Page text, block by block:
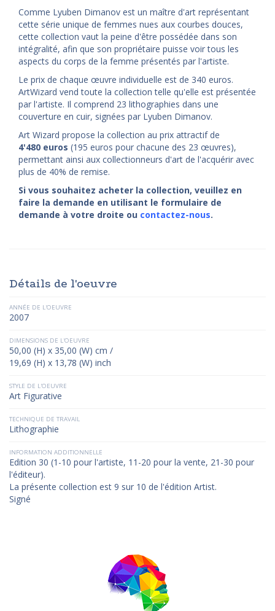
Comme Lyuben Dimanov est un maître d'art représentant
cette série unique de femmes nues aux courbes douces,
cette collection vaut la peine d'être possédée dans son
intégralité, afin que son propriétaire puisse voir tous les
aspects du corps de la femme présentés par l'artiste.
Le prix de chaque œuvre individuelle est de 340 euros.
ArtWizard vend toute la collection telle qu'elle est présentée
par l'artiste. Il comprend 23 lithographies dans une
couverture en cuir, signées par Lyuben Dimanov.
Art Wizard propose la collection au prix attractif de
4'480 euros (195 euros pour chacune des 23 œuvres),
permettant ainsi aux collectionneurs d'art de l'acquérir avec
plus de 40% de remise.
Si vous souhaitez acheter la collection, veuillez en
faire la demande en utilisant le formulaire de
demande à votre droite ou contactez-nous.
Détails de l'oeuvre
ANNÉE DE L'OEUVRE
2007
DIMENSIONS DE L'OEUVRE
50,00 (H) x 35,00 (W) cm /
19,69 (H) x 13,78 (W) inch
STYLE DE L'OEUVRE
Art Figurative
TECHNIQUE DE TRAVAIL
Lithographie
INFORMATION ADDITIONNELLE
Edition 30 (1-10 pour l'artiste, 11-20 pour la vente, 21-30 pour
l'éditeur).
La présente collection est 9 sur 10 de l'édition Artist.
Signé